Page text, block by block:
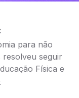
para não
seguir
Física e